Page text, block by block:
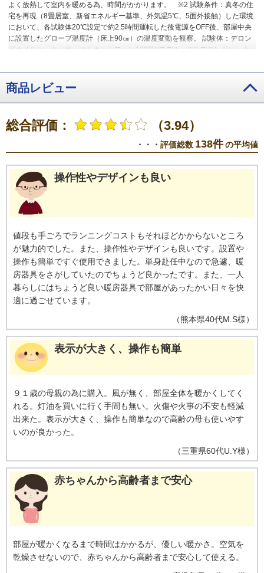
よく放熱して室内を暖める為、時間がかかります。
※2 試験条件：真冬の住
宅を再現（8畳居室、新省エネルギー基準、外気温5℃、5面外接触）した環境
において、各試験体20℃設定で約2.5時間運転した後電源をOFF後、部屋中央
に設置したグローブ温度計（床上90㎝）の温度変動を観察。 試験体：デロン
ギオイルヒーターサーマルカットフィン1200Wモデル
※3 デロンギヒータ
ー購入後アンケート（2021年メーカー調べ／n=256）
※5 特許番号
4209907号
※6 建物の構造・断熱性:RC集合住宅・新省エネ基準(IV地域)に
適合 運転時間:9時間(リビング:13時~22時)外気温:拡張アメダスデータに基づ
いた東京の12月上旬の気温/照明や人体の発生熱などを考慮/1kW/時の電気代は
31円(※)で計算 (※2023年7月現在)
※7 【条件】建物の構造・断熱性：RC
集合住宅・新省エネ基準（Ⅳ地域）に適合運転時間：9時間（リビング：13時
～22時）外気温：拡張アメダスデータに基づいた東京の12月上旬の気温／照
明や人体の発生熱などを考慮／1kW/時の電気代は31円（※）で計算（※2023
商品レビュー
総合評価： （3.94）
・・・評価総数 138件の平均値
操作性やデザインも良い
値段も手ごろでランニングコストもそれほどかからないところ
が魅力的でした。また、操作性やデザインも良いです。設置や
操作も簡単ですぐ使用できました。単身赴任中なので急遽、暖
房器具をさがしていたのでちょうど良かったです。また、一人
暮らしにはちょうど良い暖房器具で部屋があったかい日々を快
適に過ごせています。
（熊本県40代M.S様）
表示が大きく、操作も簡単
９１歳の母親の為に購入。風が無く、部屋全体を暖かくしてく
れる。灯油を買いに行く手間も無い。火傷や火事の不安も軽減
出来た。表示が大きく、操作も簡単なので高齢の母も使いやす
いのが良かった。
（三重県60代U.Y様）
赤ちゃんから高齢者まで安心
部屋が暖かくなるまで時間はかかるが、優しい暖かさ。空気を
乾燥させないので、赤ちゃんから高齢者まで安心して使える。